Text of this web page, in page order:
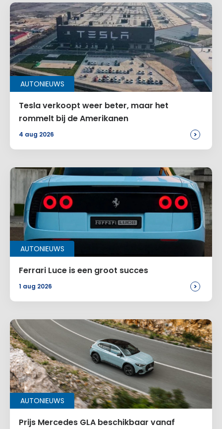
Voeg een reactie toe
Alternative:
AUTONIEUWS
Tesla verkoopt weer beter, maar het
rommelt bij de Amerikanen
4 aug 2026 >
AUTONIEUWS
Ferrari Luce is een groot succes
1 aug 2026 >
AUTONIEUWS
Prijs Mercedes GLA beschikbaar vanaf